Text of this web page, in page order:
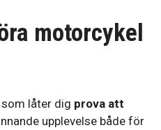
motorcykel
som låter dig prova att
upplevelse både för